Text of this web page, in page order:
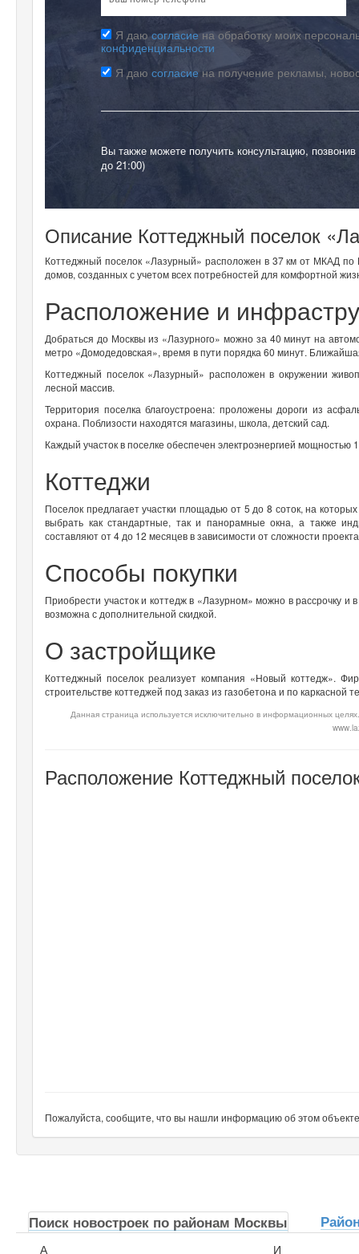
Я даюсогласиена обработку моих
конфиденциальности
Я даю согласие на получение рекламы,
Вы также можете получить консультацию,
до 21:00)
Описание Коттеджный поселок
Коттеджный поселок «Лазурный» расположен в 37 км от МКАД
домов, созданных с учетом всех потребностей для комфортной
Расположение и
Добраться до Москвы из «Лазурного» можно за 40 минут на
метро «Домодедовская», время в пути порядка 60 минут.
Коттеджный поселок «Лазурный» расположен в окружении
лесной массив.
Территория поселка благоустроена: проложены дороги из
охрана. Поблизости находятся магазины, школа, детский сад.
Каждый участок в поселке обеспечен электроэнергией мощностью
Коттеджи
Поселок предлагает участки площадью от 5 до 8 соток, на
выбрать как стандартные, так и панорамные окна, а также
составляют от 4 до 12 месяцев в зависимости от сложности
Способы покупки
Приобрести участок и коттедж в «Лазурном» можно в рассрочку
возможна с дополнительной скидкой.
О застройщике
Коттеджный поселок реализует компания «Новый коттедж».
строительстве коттеджей под заказ из газобетона и по каркасной
Данная страница используется исключительно в информационных
Расположение Коттеджный
Пожалуйста, сообщите, что вы нашли информацию об этом
Поиск новостроек по районам Москвы
А И